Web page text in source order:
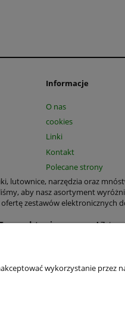
Informacje
O nas
cookies
Linki
Kontakt
Polecane strony
lutownice, narzędzia oraz
aby nasz asortyment
zestawów elektronicznych
na podstawie paragonu!Zatem
zestawy elektroniczne,
o wszechstronnym
naszych produktów było
statusu zamówienia oraz
Politykę Prywatności, tak
wykorzystanie przez